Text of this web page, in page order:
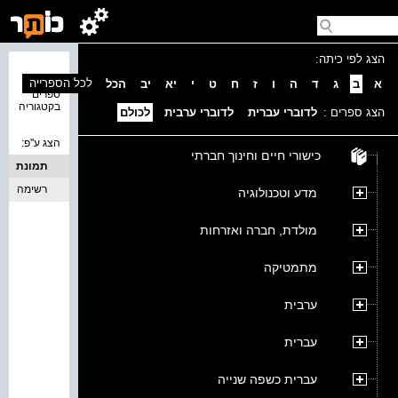
הצג לפי כיתה:
א
ב ג ד ה ו ז ח ט י יא יב הכל
הצג ספרים : לדוברי עברית לדוברי ערבית לכולם
כישורי חיים וחינוך חברתי
מדע וטכנולוגיה
מולדת, חברה ואזרחות
מתמטיקה
ערבית
עברית
עברית כשפה שנייה
ספרים
בקטגוריה
לכל הספרייה
הצג ע''פ:
תמונת
כריכה
רשימה